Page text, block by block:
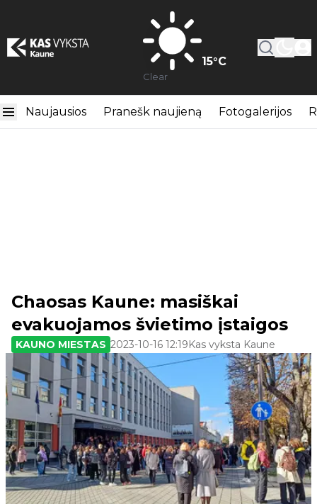
15°C
Clear
Naujausios Pranešk naujieną Fotogalerijos
Chaosas Kaune: masiškai
evakuojamos švietimo įstaigos
KAUNO MIESTAS 2023-10-16 12:19Kas vyksta Kaune